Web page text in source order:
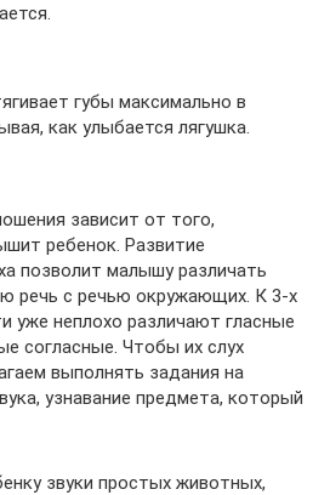
губы максимально в
как улыбается лягушка.
зависит от того,
ребенок. Развитие
позволит малышу различать
речь с речью окружающих. К 3-х
уже неплохо различают гласные
согласные. Чтобы их слух
выполнять задания на
узнавание предмета, который
звуки простых животных,